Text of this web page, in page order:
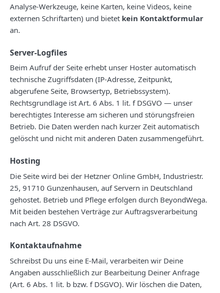
Analyse-Werkzeuge, keine Karten, keine Videos, keine
externen Schriftarten) und bietet kein Kontaktformular
an.
Server-Logfiles
Beim Aufruf der Seite erhebt unser Hoster automatisch
technische Zugriffsdaten (IP-Adresse, Zeitpunkt,
abgerufene Seite, Browsertyp, Betriebssystem).
Rechtsgrundlage ist Art. 6 Abs. 1 lit. f DSGVO — unser
berechtigtes Interesse am sicheren und störungsfreien
Betrieb. Die Daten werden nach kurzer Zeit automatisch
gelöscht und nicht mit anderen Daten zusammengeführt.
Hosting
Die Seite wird bei der Hetzner Online GmbH, Industriestr.
25, 91710 Gunzenhausen, auf Servern in Deutschland
gehostet. Betrieb und Pflege erfolgen durch BeyondWega.
Mit beiden bestehen Verträge zur Auftragsverarbeitung
nach Art. 28 DSGVO.
Kontaktaufnahme
Schreibst Du uns eine E-Mail, verarbeiten wir Deine
Angaben ausschließlich zur Bearbeitung Deiner Anfrage
(Art. 6 Abs. 1 lit. b bzw. f DSGVO). Wir löschen die Daten,